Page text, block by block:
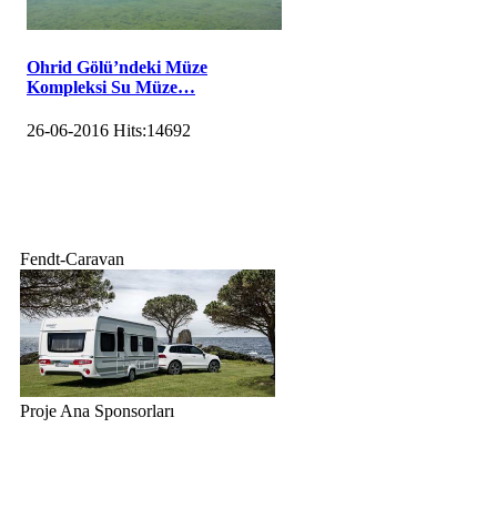
Ohrid Gölü’ndeki Müze
Kompleksi Su Müze…
26-06-2016 Hits:14692
Fendt-Caravan
Proje Ana Sponsorları